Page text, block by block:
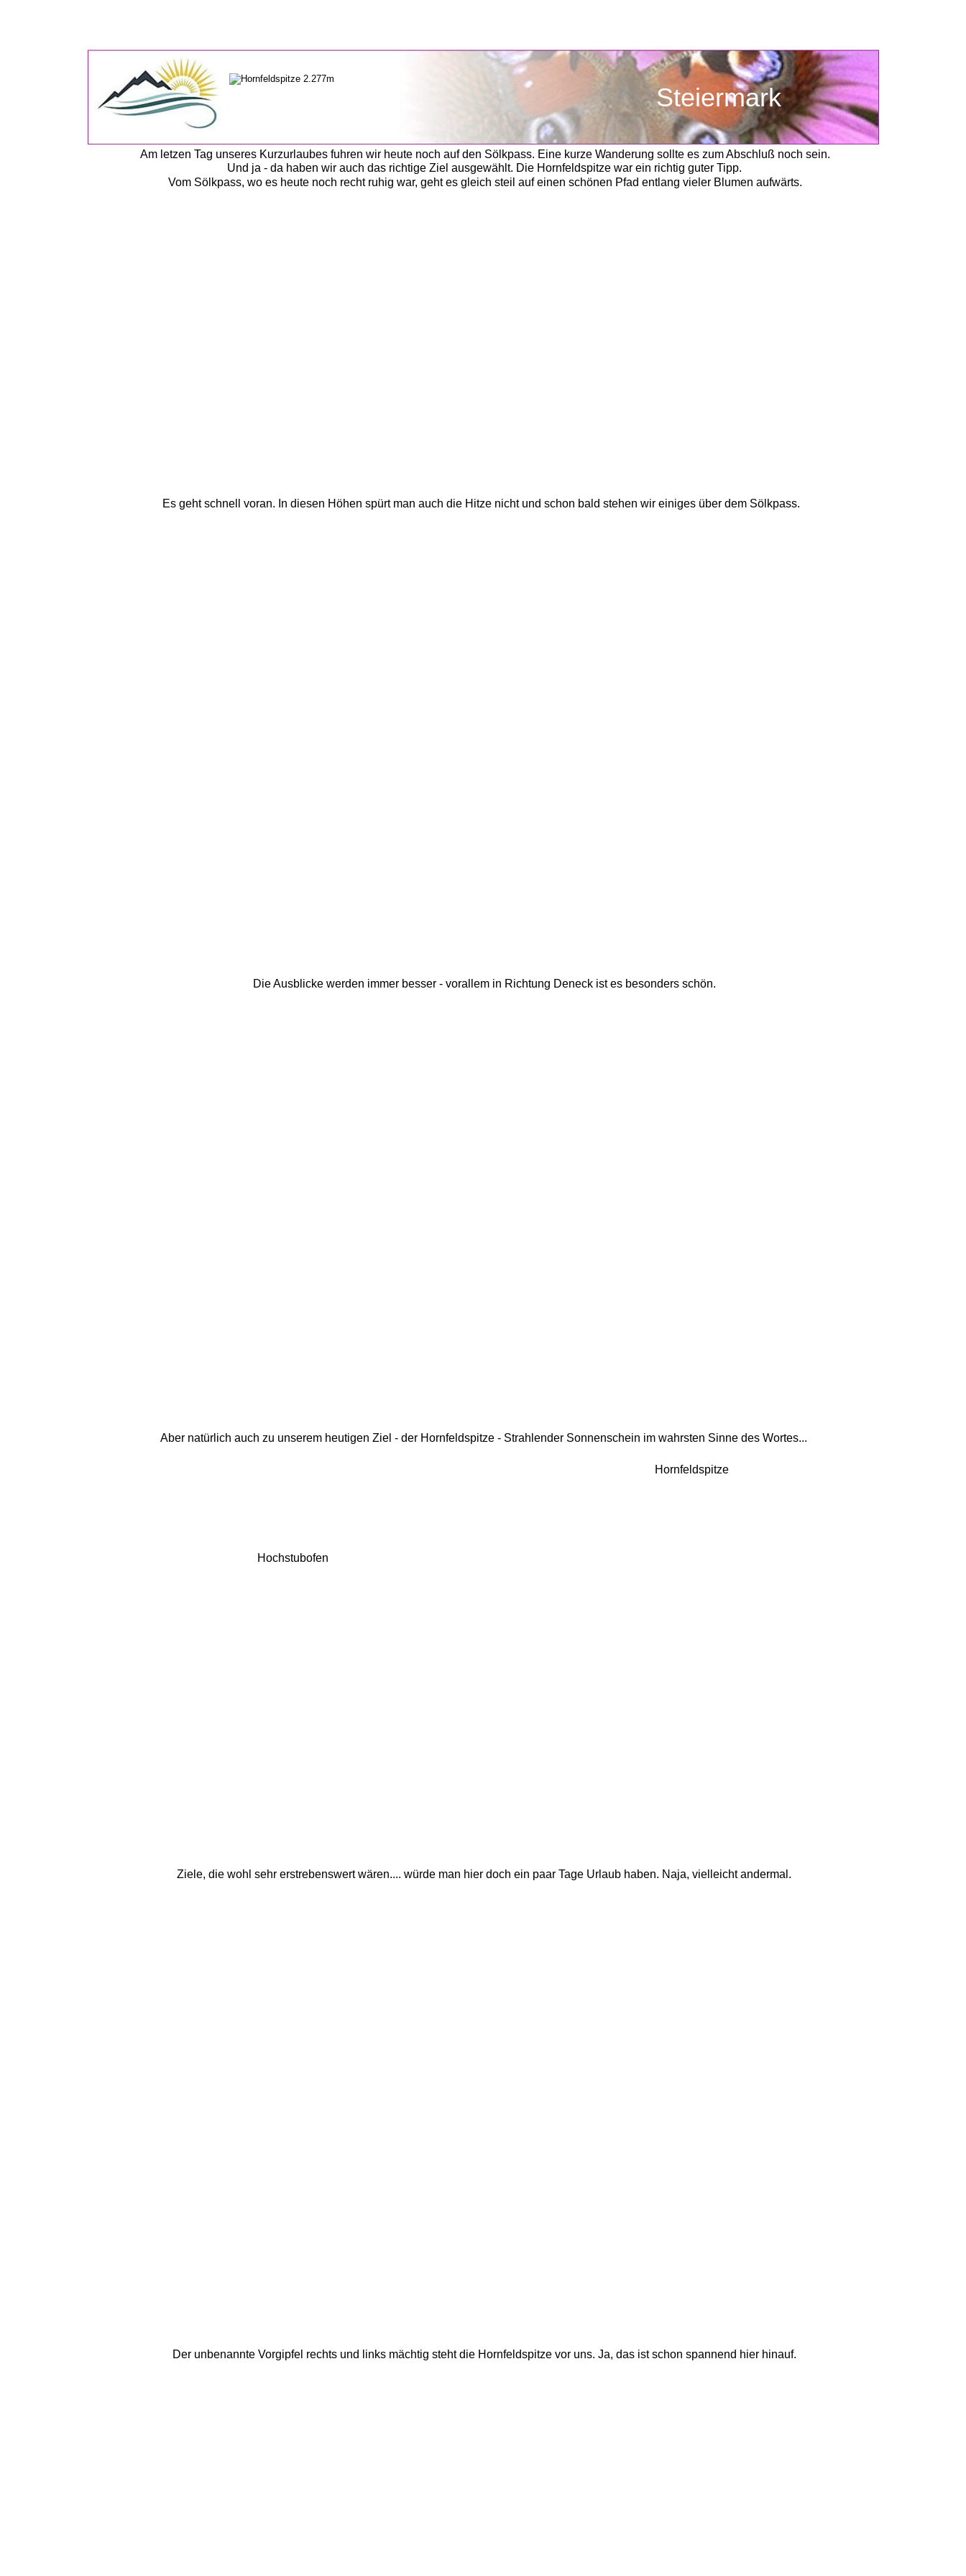
Am letzen Tag unseres Kurzurlaubes fuhren wir heute noch auf den Sölkpass. Eine kurze Wanderung sollte es zum Abschluß noch sein.
Und ja - da haben wir auch das richtige Ziel ausgewählt. Die Hornfeldspitze war ein richtig guter Tipp.
Vom Sölkpass, wo es heute noch recht ruhig war, geht es gleich steil auf einen schönen Pfad entlang vieler Blumen aufwärts.
Steiermark
Aber natürlich auch zu unserem heutigen Ziel - der Hornfeldspitze - Strahlender Sonnenschein im wahrsten Sinne des Wortes...
Hochstubofen
Hornfeldspitze
Es geht schnell voran. In diesen Höhen spürt man auch die Hitze nicht und schon bald stehen wir einiges über dem Sölkpass.
Die Ausblicke werden immer besser - vorallem in Richtung Deneck ist es besonders schön.
Ziele, die wohl sehr erstrebenswert wären.... würde man hier doch ein paar Tage Urlaub haben. Naja, vielleicht andermal.
Der unbenannte Vorgipfel rechts und links mächtig steht die Hornfeldspitze vor uns. Ja, das ist schon spannend hier hinauf.